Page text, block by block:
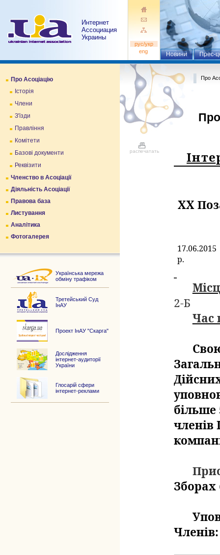
Интернет
Ассоциация
Украины
pуc/укр
eng
Новини Прес-
Про Асоціацію
Історія
Члени
З'їзди
Правління
Комітети
Базові документи
Реквізити
Членство в Асоціації
Діяльність Асоціації
Правова база
Листування
Аналітика
Фотогалерея
Українська мережа
обміну трафіком
Третейський Суд
ІнАУ
Проект ІнАУ "Скарга"
Дослідження
інтернет-аудиторії
України
Глосарій сфери
інтернет-реклами
распечатать
Про
XХ
17.06.2015
р.
2-Б
Час
більше
членів
Зборах
Членів: